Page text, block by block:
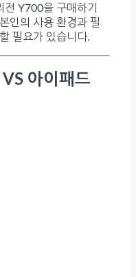
Y700을 구매하기
인의 사용 환경과 필
필요가 있습니다.
아이패드